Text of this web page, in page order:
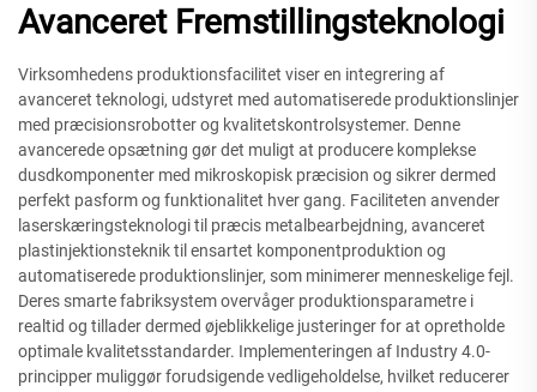
Avanceret Fremstillingsteknologi
Virksomhedens produktionsfacilitet viser en integrering af
avanceret teknologi, udstyret med automatiserede produktionslinjer
med præcisionsrobotter og kvalitetskontrolsystemer. Denne
avancerede opsætning gør det muligt at producere komplekse
dusdkomponenter med mikroskopisk præcision og sikrer dermed
perfekt pasform og funktionalitet hver gang. Faciliteten anvender
laserskæringsteknologi til præcis metalbearbejdning, avanceret
plastinjektionsteknik til ensartet komponentproduktion og
automatiserede produktionslinjer, som minimerer menneskelige fejl.
Deres smarte fabriksystem overvåger produktionsparametre i
realtid og tillader dermed øjeblikkelige justeringer for at opretholde
optimale kvalitetsstandarder. Implementeringen af Industry 4.0-
principper muliggør forudsigende vedligeholdelse, hvilket reducerer